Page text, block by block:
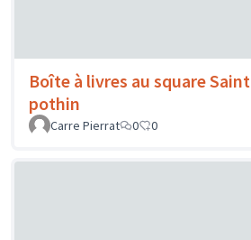
Boîte à livres au square Saint
pothin
Carre Pierrat
0 0